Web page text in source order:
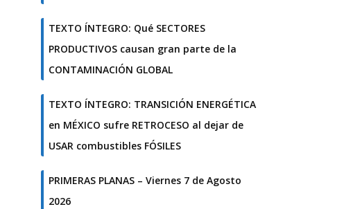
TEXTO ÍNTEGRO: Qué SECTORES
PRODUCTIVOS causan gran parte de la
CONTAMINACIÓN GLOBAL
TEXTO ÍNTEGRO: TRANSICIÓN ENERGÉTICA
en MÉXICO sufre RETROCESO al dejar de
USAR combustibles FÓSILES
PRIMERAS PLANAS – Viernes 7 de Agosto
2026